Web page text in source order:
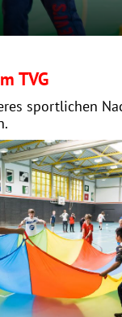
TVG
sportlichen